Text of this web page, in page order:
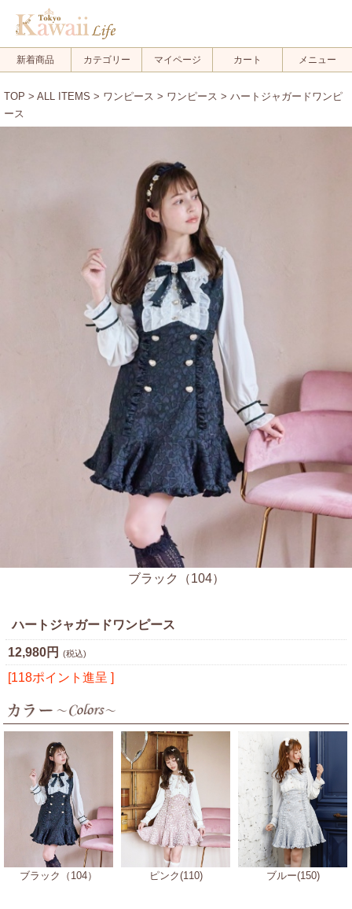
新着商品 カテゴリー マイページ カート メニュー
TOP > ALL ITEMS > ワンピース > ワンピース > ハートジャガードワンピ
ース
ブラック（104）
ハートジャガードワンピース
12,980円 (税込)
[118ポイント進呈 ]
ブラック（104） ピンク(110) ブルー(150)